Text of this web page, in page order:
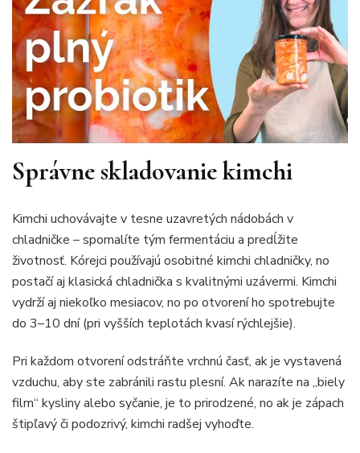
Správne skladovanie kimchi
Kimchi uchovávajte v tesne uzavretých nádobách v
chladničke – spomalíte tým fermentáciu a predĺžite
životnosť. Kórejci používajú osobitné kimchi chladničky, no
postačí aj klasická chladnička s kvalitnými uzávermi. Kimchi
vydrží aj niekoľko mesiacov, no po otvorení ho spotrebujte
do 3–10 dní (pri vyšších teplotách kvasí rýchlejšie).
Pri každom otvorení odstráňte vrchnú časť, ak je vystavená
vzduchu, aby ste zabránili rastu plesní. Ak narazíte na „biely
film“ kysliny alebo syčanie, je to prirodzené, no ak je zápach
štipľavý či podozrivý, kimchi radšej vyhoďte.